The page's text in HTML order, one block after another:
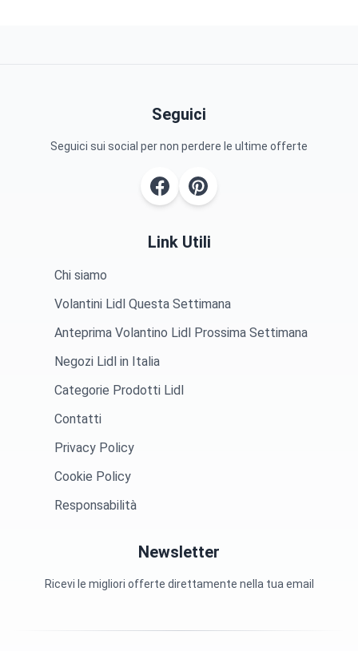
Seguici
Seguici sui social per non perdere le ultime offerte
Link Utili
Chi siamo
Volantini Lidl Questa Settimana
Anteprima Volantino Lidl Prossima Settimana
Negozi Lidl in Italia
Categorie Prodotti Lidl
Contatti
Privacy Policy
Cookie Policy
Responsabilità
Newsletter
Ricevi le migliori offerte direttamente nella tua email